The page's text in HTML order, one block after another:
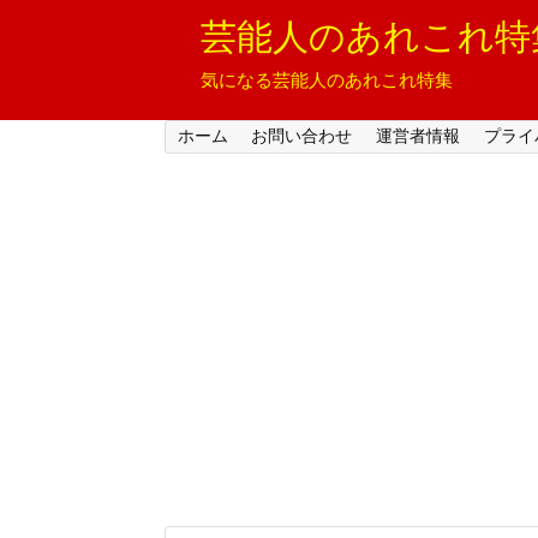
芸能人のあれこれ特
気になる芸能人のあれこれ特集
ホーム お問い合わせ 運営者情報 プラ